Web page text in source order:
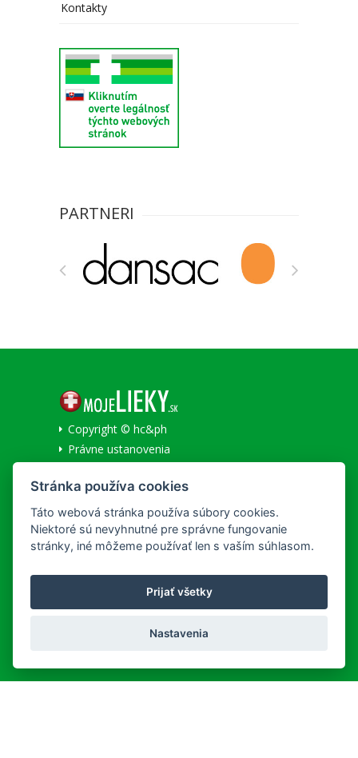
Kontakty
PARTNERI
Copyright © hc&ph
Právne ustanovenia
Informácie o cookies
Národné centrum zdravotníckych informácií
SLUŽBY
Všeobecné obchodné podmienky
Lekáreň na Korze
REKLAMAČNÝ PORIADOK
Stránka používa cookies
Táto webová stránka používa súbory cookies.
Niektoré sú nevyhnutné pre správne fungovanie
stránky, iné môžeme používať len s vaším súhlasom.
Prijať všetky
Nastavenia